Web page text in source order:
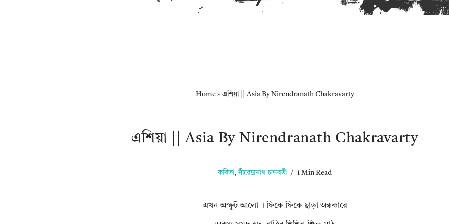
Home» এশিয়া || Asia By Nirendranath Chakravarty
এশিয়া || Asia By Nirendranath Chakravarty
কবিতা,নীরেন্দ্রনাথ চক্রবর্তী 1 Min Read
এখন অস্ফুট আলো । ফিকে ফিকে ছাড়া অন্ধকারে